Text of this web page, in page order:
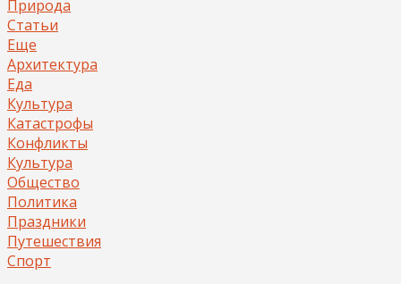
Природа
Статьи
Еще
Архитектура
Еда
Культура
Катастрофы
Конфликты
Культура
Общество
Политика
Праздники
Путешествия
Спорт